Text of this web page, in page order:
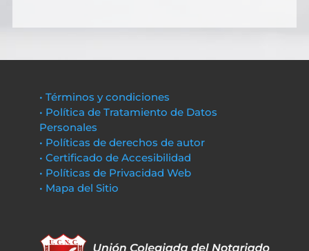
• Términos y condiciones
• Política de Tratamiento de Datos
Personales
• Políticas de derechos de autor
• Certificado de Accesibilidad
• Políticas de Privacidad Web
• Mapa del Sitio